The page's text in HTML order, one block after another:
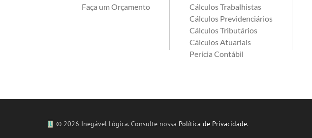
Faça um Orçamento
Cálculos Trabalhistas
Cálculos Previdenciários
Cálculos Tributários
Cálculos Atuariais
Perícia Contábil
© 2026 Inegável Lógica. Consulte nossa Política de Privacidade.